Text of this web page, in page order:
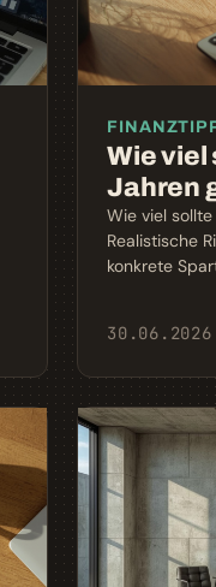
Wie viel
Jahren
Wie viel
Realistische
konkrete
30.06.2026